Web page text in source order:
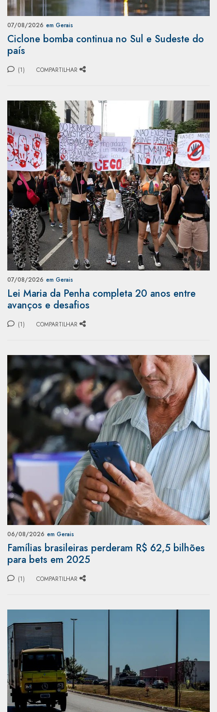
07/08/2026 em Gerais
Ciclone bomba continua no Sul e Sudeste do
país
(1) COMPARTILHAR
07/08/2026 em Gerais
Lei Maria da Penha completa 20 anos entre
avanços e desafios
(1) COMPARTILHAR
06/08/2026 em Gerais
Famílias brasileiras perderam R$ 62,5 bilhões
para bets em 2025
(1) COMPARTILHAR